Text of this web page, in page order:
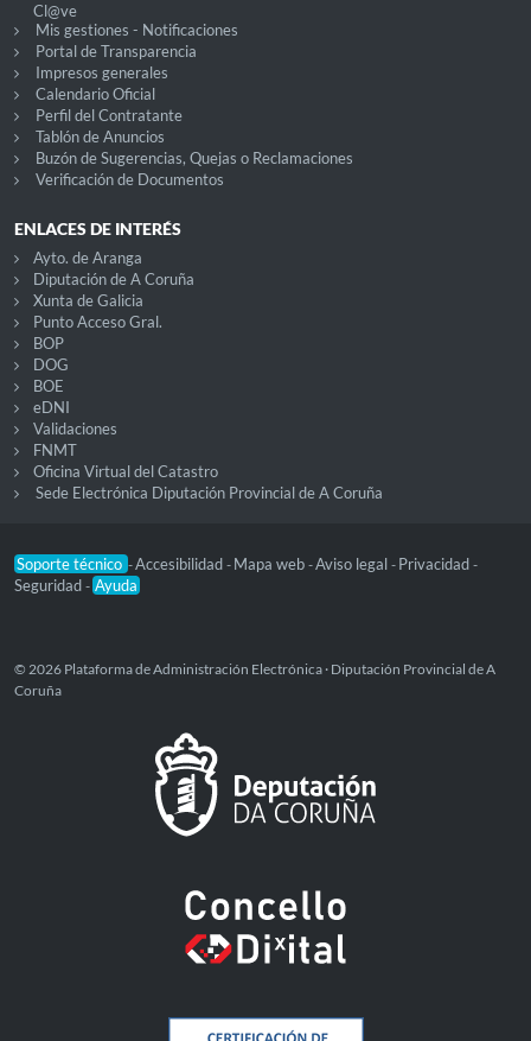
Cl@ve
Mis gestiones - Notificaciones
Portal de Transparencia
Impresos generales
Calendario Oficial
Perfil del Contratante
Tablón de Anuncios
Buzón de Sugerencias, Quejas o Reclamaciones
Verificación de Documentos
ENLACES DE INTERÉS
Ayto. de Aranga
Diputación de A Coruña
Xunta de Galicia
Punto Acceso Gral.
BOP
DOG
BOE
eDNI
Validaciones
FNMT
Oficina Virtual del Catastro
Sede Electrónica Diputación Provincial de A Coruña
Soporte técnico -Accesibilidad - Mapa web -Aviso legal - Privacidad -
Seguridad - Ayuda
© 2026 Plataforma de Administración Electrónica · Diputación Provincial de A
Coruña